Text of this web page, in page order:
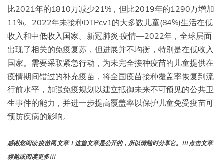
比2021年的1810万减少21%，但比2019年的1290万增加
11%。2022年未接种DTPcv1的大多数儿童(84%)生活在低
收入和中低收入国家。新冠肺炎·疫情—2022年，全球层面
出现了相关的免疫复苏，但进展并不均衡，特别是在低收入
国家。需要采取紧急行动，为未完全接种疫苗的儿童提供在
疫情期间错过的补充疫苗，将全国疫苗接种覆盖率恢复到流
行前水平，加强免疫规划以建立抵御未来不可预见的公共卫
生事件的能力，并进一步提高覆盖率以保护儿童免受疫苗可
预防疾病的影响。
感谢您阅读 疫苗网 文章！这篇文章是公开的，所以请随时分享它。!!! 点击文章
标题或阅读更多!!!